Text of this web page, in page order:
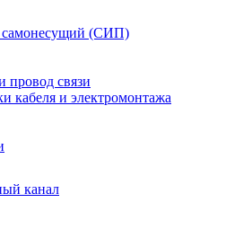
самонесущий (СИП)
провод связи
кабеля и электромонтажа
канал